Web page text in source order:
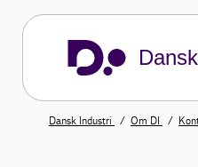
Dansk Industri Om DI